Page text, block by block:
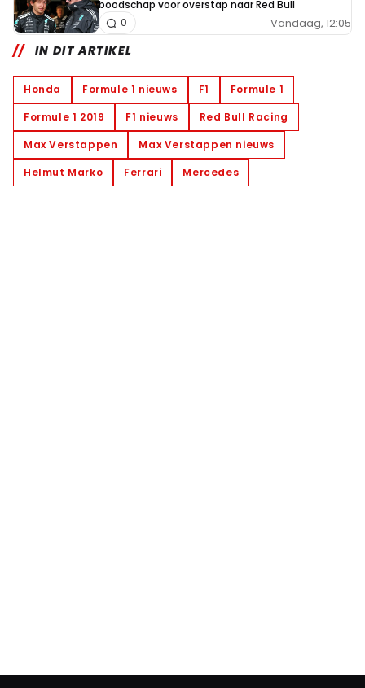
boodschap voor overstap naar Red Bull
Vandaag, 12:05
0
IN DIT ARTIKEL
Honda Formule 1 nieuws F1
Formule 1
Formule 1 2019
F1 nieuws
Red Bull Racing
Max Verstappen
Max Verstappen nieuws
Helmut Marko
Ferrari Mercedes